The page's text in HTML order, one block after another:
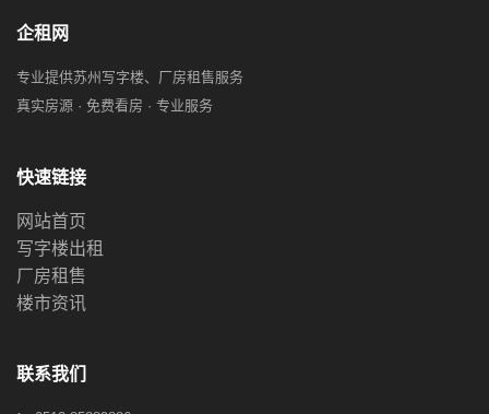
企租网
专业提供苏州写字楼、厂房租售服务
真实房源 · 免费看房 · 专业服务
快速链接
网站首页
写字楼出租
厂房租售
楼市资讯
联系我们